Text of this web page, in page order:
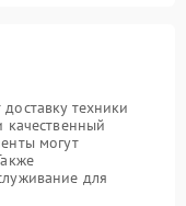
техники
качественный
могут
для